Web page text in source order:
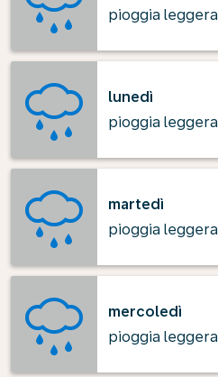
pioggia leggera
lunedì
pioggia leggera
martedì
pioggia leggera
mercoledì
pioggia leggera